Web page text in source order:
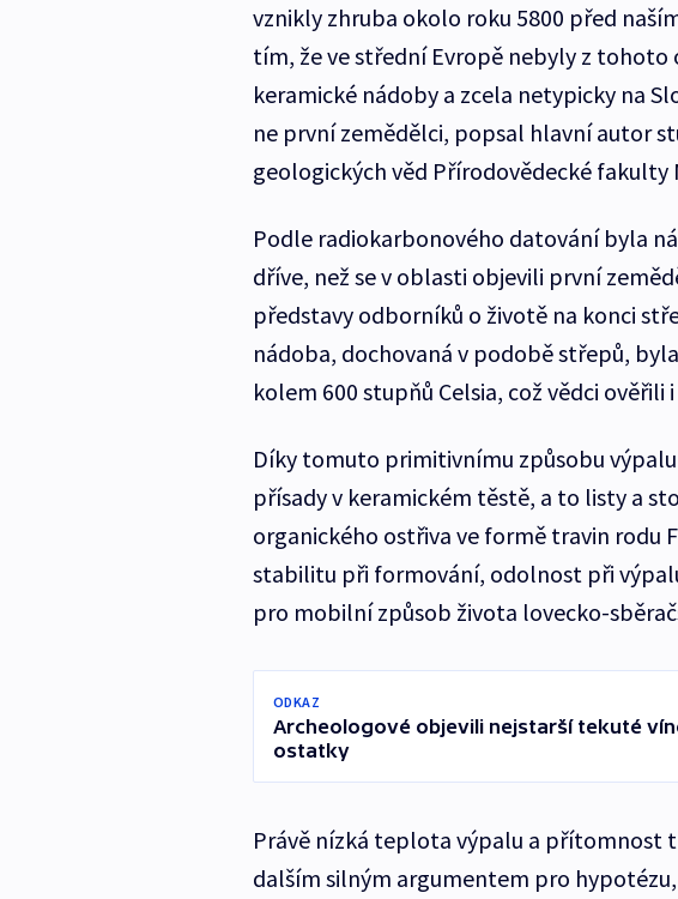
vznikly zhruba okolo roku 5800 před
tím, že ve střední Evropě nebyly z
keramické nádoby a zcela netypicky na
ne první zemědělci, popsal hlavní autor
geologických věd Přírodovědecké fakulty
Podle radiokarbonového datování byla
dříve, než se v oblasti objevili první
představy odborníků o životě na konci
nádoba, dochovaná v podobě střepů,
kolem 600 stupňů Celsia, což vědci
Díky tomuto primitivnímu způsobu
přísady v keramickém těstě, a to listy a
organického ostřiva ve formě travin rodu
stabilitu při formování, odolnost při
pro mobilní způsob života lovecko-
ODKAZ
Archeologové objevili nejstarší tekuté
ostatky
Právě nízká teplota výpalu a přítomnost
dalším silným argumentem pro